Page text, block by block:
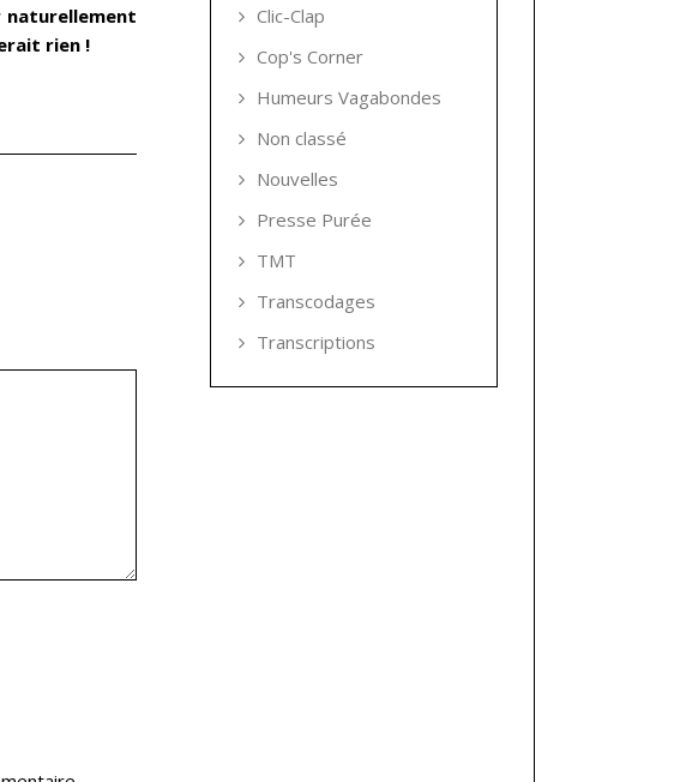
rien !
Clic-Clap
Cop's Corner
Humeurs Vagabondes
Non classé
Nouvelles
Presse Purée
TMT
Transcodages
Transcriptions